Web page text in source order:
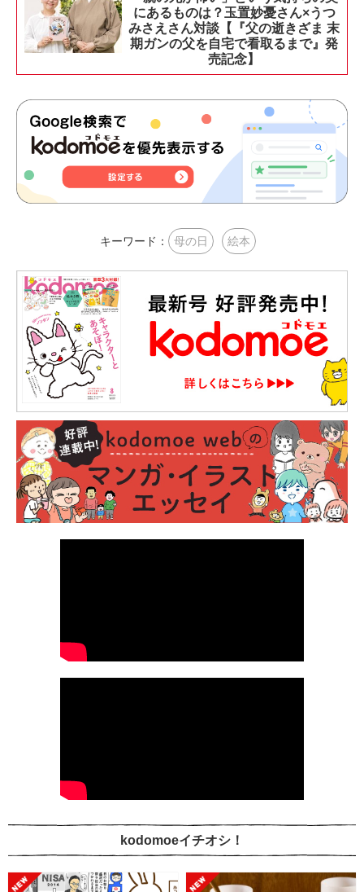
にあるものは？玉置妙憂さん×うつ
みさえさん対談【『父の逝きざま 末
期ガンの父を自宅で看取るまで』発
売記念】
キーワード： 母の日 絵本
kodomoeイチオシ！